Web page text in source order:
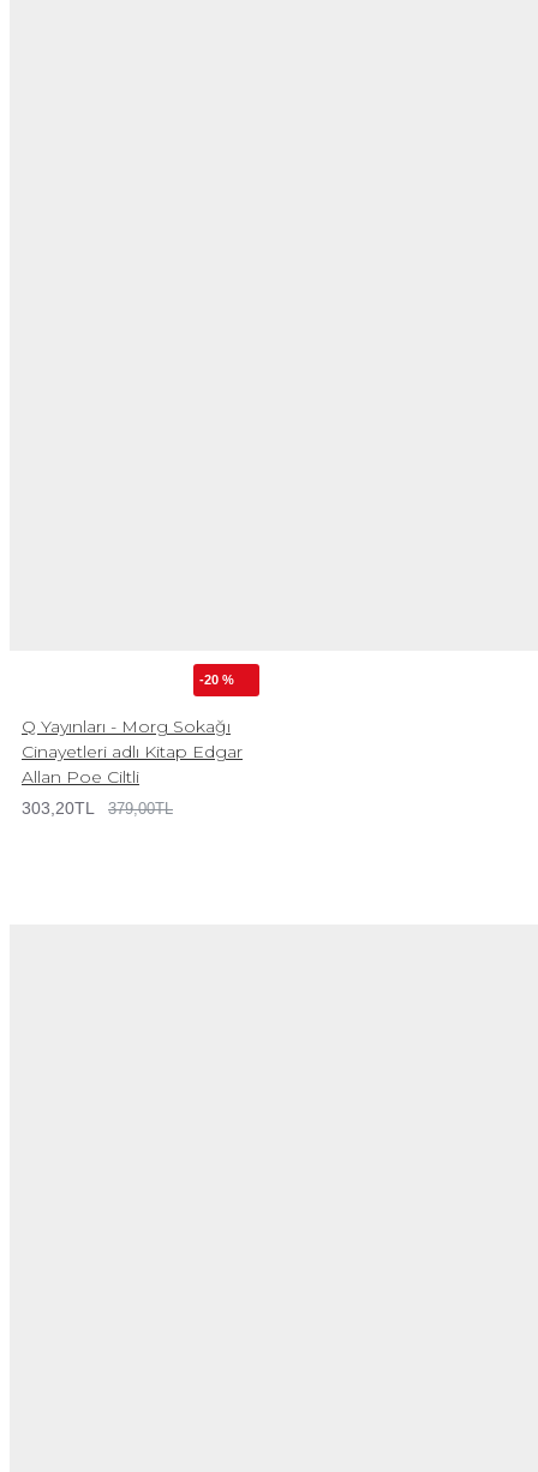
-20 %
Q Yayınları - Morg Sokağı
Cinayetleri adlı Kitap Edgar
Allan Poe Ciltli
303,20TL 379,00TL